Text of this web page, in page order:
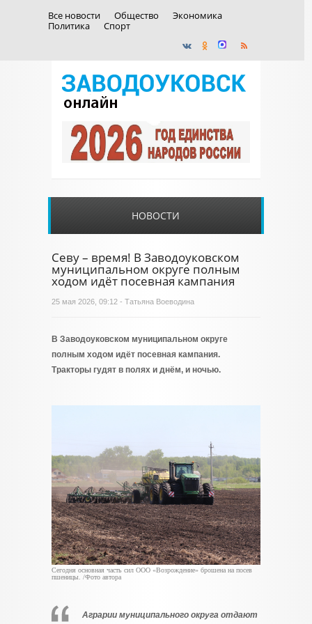
Все новости Общество
Экономика
Политика
Спорт
НОВОСТИ
Севу – время! В Заводоуковском
муниципальном округе полным
ходом идёт посевная кампания
25 мая 2026, 09:12 - Татьяна Воеводина
В Заводоуковском муниципальном округе
полным ходом идёт посевная кампания.
Тракторы гудят в полях и днём, и ночью.
Сегодня основная часть сил ООО «Возрождение» брошена на посев
пшеницы. /Фото автора
Аграрии муниципального округа отдают